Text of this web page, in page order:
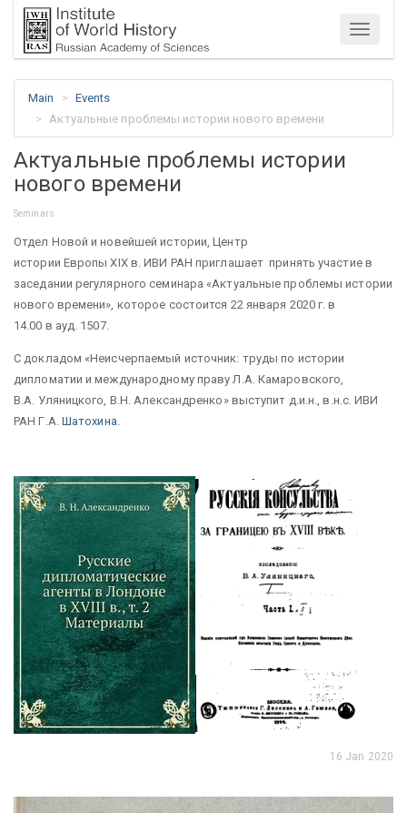
Menu
Main
Events
Актуальные проблемы истории нового времени
Актуальные проблемы истории
нового времени
Seminars
Отдел Новой и новейшей истории, Центр
истории Европы XIX в. ИВИ РАН приглашает принять участие в
заседании регулярного семинара «Актуальные проблемы истории
нового времени», которое состоится 22 января 2020 г. в
14.00 в ауд. 1507.
С докладом «Неисчерпаемый источник: труды по истории
дипломатии и международному праву Л.А. Камаровского,
В.А. Уляницкого, В.Н. Александренко» выступит д.и.н., в.н.с. ИВИ
РАН Г.А. Шатохина.
16 Jan 2020